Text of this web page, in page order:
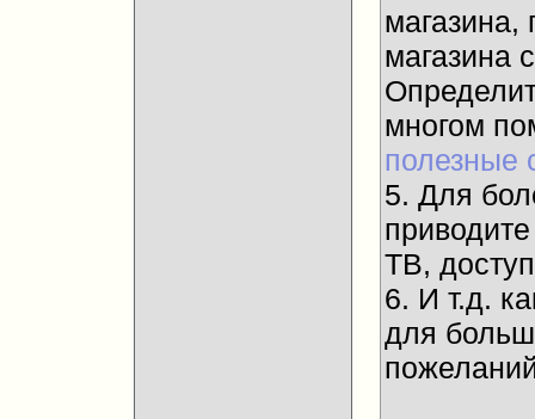
магазина,
магазина
многом
полезные
5. Для
ТВ,
6. И т.д.
для